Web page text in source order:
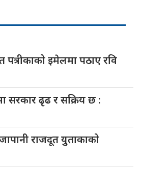
पत्रीकाको इमेलमा पठाए रवि
सरकार ढृढ र सक्रिय छ :
राजदूत युुताकाको